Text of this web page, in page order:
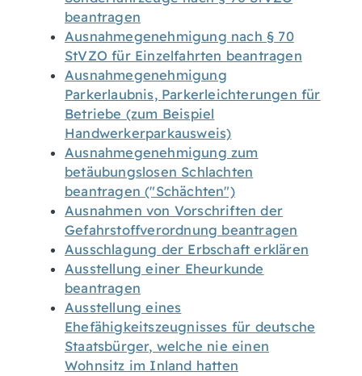
beantragen
Ausnahmegenehmigung nach § 70
StVZO für Einzelfahrten beantragen
Ausnahmegenehmigung
Parkerlaubnis, Parkerleichterungen für
Betriebe (zum Beispiel
Handwerkerparkausweis)
Ausnahmegenehmigung zum
betäubungslosen Schlachten
beantragen ("Schächten")
Ausnahmen von Vorschriften der
Gefahrstoffverordnung beantragen
Ausschlagung der Erbschaft erklären
Ausstellung einer Eheurkunde
beantragen
Ausstellung eines
Ehefähigkeitszeugnisses für deutsche
Staatsbürger, welche nie einen
Wohnsitz im Inland hatten